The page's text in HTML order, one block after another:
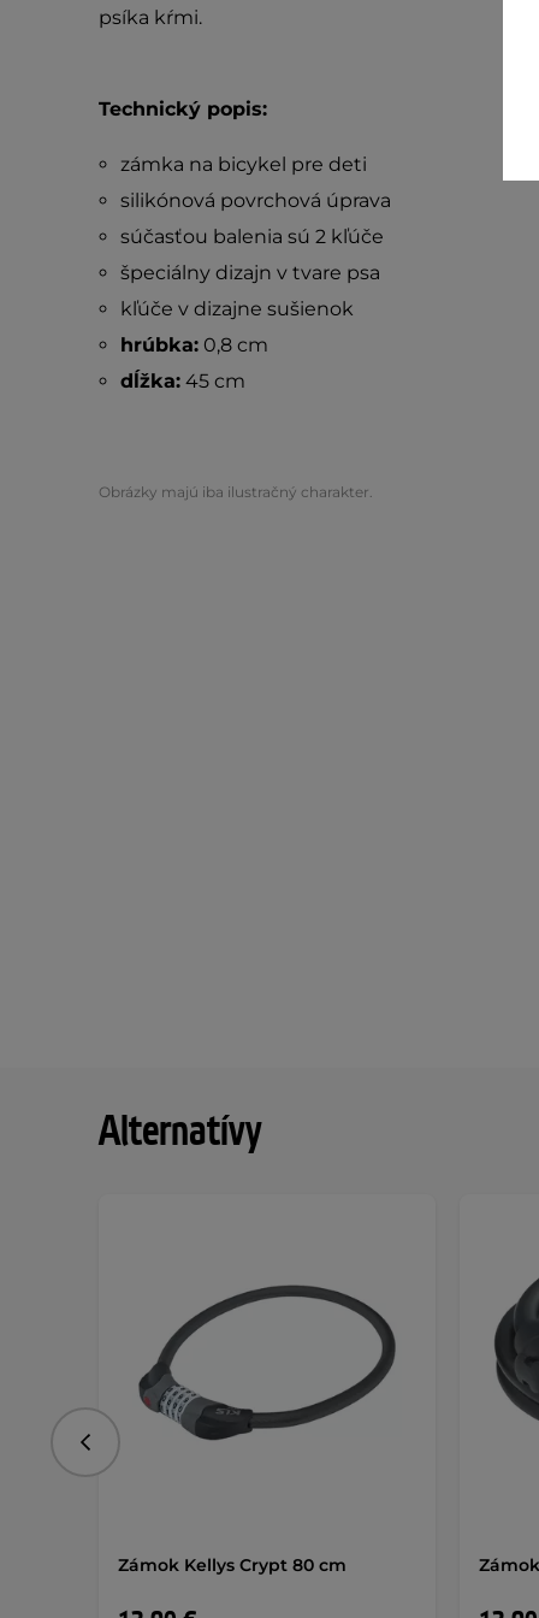
psíka kŕmi.
Technický popis:
zámka na bicykel pre deti
silikónová povrchová úprava
súčasťou balenia sú 2 kľúče
špeciálny dizajn v tvare psa
kľúče v dizajne sušienok
hrúbka:0,8 cm
dĺžka:45 cm
Obrázky majú iba ilustračný charakter.
Alternatívy
Zámok Kellys Crypt 80 cm
Predchádzajúce